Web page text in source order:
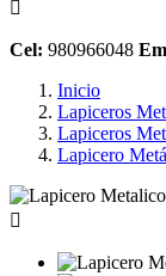

Cel: 980966048
Inicio
Lapiceros
Lapiceros
Lapicero
